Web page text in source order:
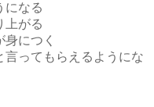
になる
上がる
につく
言ってもらえるようにな